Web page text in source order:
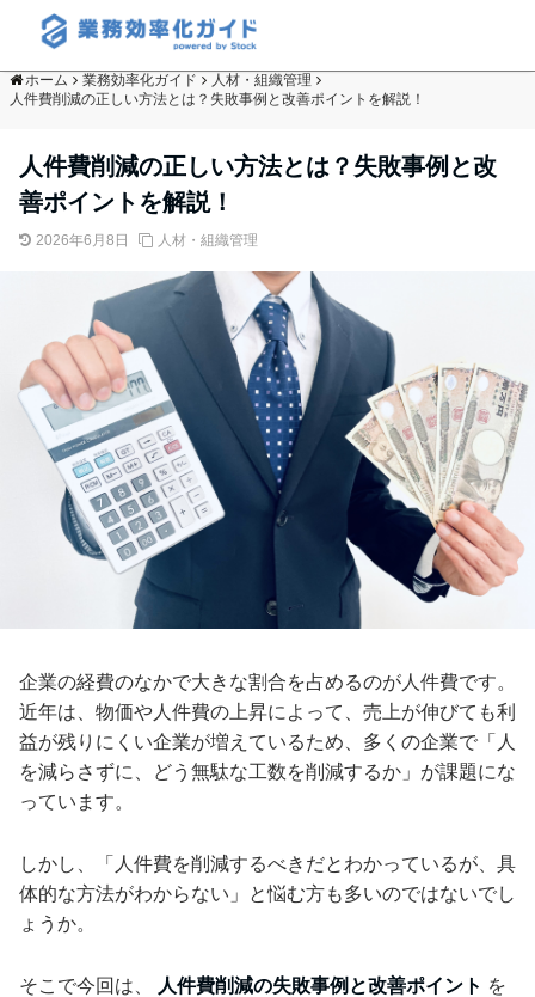
ホーム 業務効率化ガイド
人材・組織管理
人件費削減の正しい方法とは？失敗事例と改善ポイントを解説！
人件費削減の正しい方法とは？失敗事例と改
善ポイントを解説！
2026年6月8日 人材・組織管理
企業の経費のなかで大きな割合を占めるのが人件費です。
近年は、物価や人件費の上昇によって、売上が伸びても利
益が残りにくい企業が増えているため、多くの企業で「人
を減らさずに、どう無駄な工数を削減するか」が課題にな
っています。
しかし、「人件費を削減するべきだとわかっているが、具
体的な方法がわからない」と悩む方も多いのではないでし
ょうか。
そこで今回は、 人件費削減の失敗事例と改善ポイント を